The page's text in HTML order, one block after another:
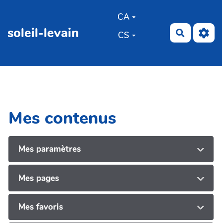
soleil-levain
CA
CS
Mes contenus
Mes paramètres
Mes pages
Mes favoris